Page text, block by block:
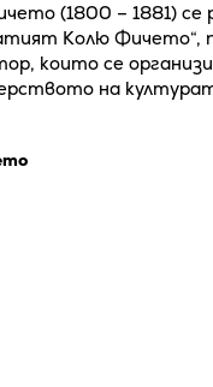
(1800 – 1881) се
Колю Фичето“,
които се
на